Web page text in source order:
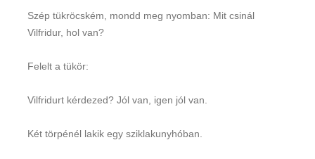
Szép tükröcském, mondd meg nyomban: Mit csinál
Vilfridur, hol van?
Felelt a tükör:
Vilfridurt kérdezed? Jól van, igen jól van.
Két törpénél lakik egy sziklakunyhóban.